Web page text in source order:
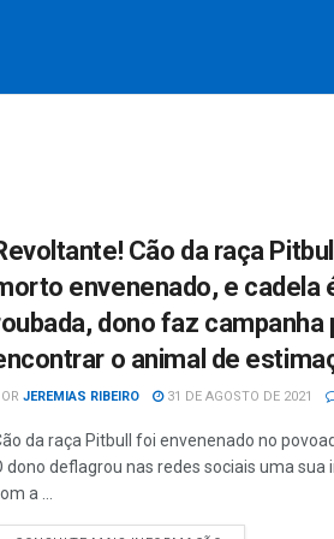
Cão da raça
envenenado, e cadela
dono faz campanha
o animal de
JEREMIAS RIBEIRO 31 DE AGOSTO DE 2021
da raça Pitbull foi envenenado no
dono deflagrou nas redes sociais uma sua
a ...